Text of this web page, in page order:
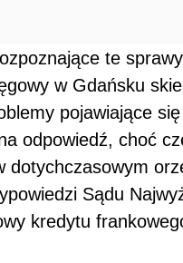
te
w Gdańsku
pojawiające
odpowiedź, choć
dotychczasowym
Sądu
kredytu